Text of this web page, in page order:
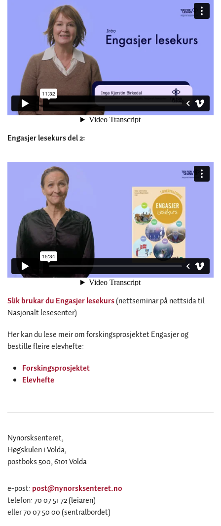
Engasjer lesekurs del 2:
Slik brukar du Engasjer lesekurs(nettseminar på nettsida til
Nasjonalt lesesenter)
Her kan du lese meir om forskingsprosjektet Engasjer og
bestille fleire elevhefte:
Forskingsprosjektet
Elevhefte
Nynorsksenteret,
Høgskulen i Volda,
postboks 500, 6101 Volda
e-post: post@nynorsksenteret.no
telefon: 70 07 51 72 (leiaren)
eller 70 07 50 00 (sentralbordet)